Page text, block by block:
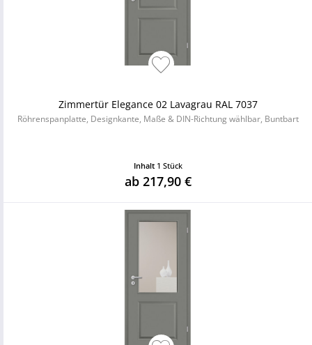
Zimmertür Elegance 02 Lavagrau RAL 7037
Röhrenspanplatte, Designkante, Maße & DIN-Richtung wählbar, Buntbart
Inhalt 1 Stück
ab 217,90 €